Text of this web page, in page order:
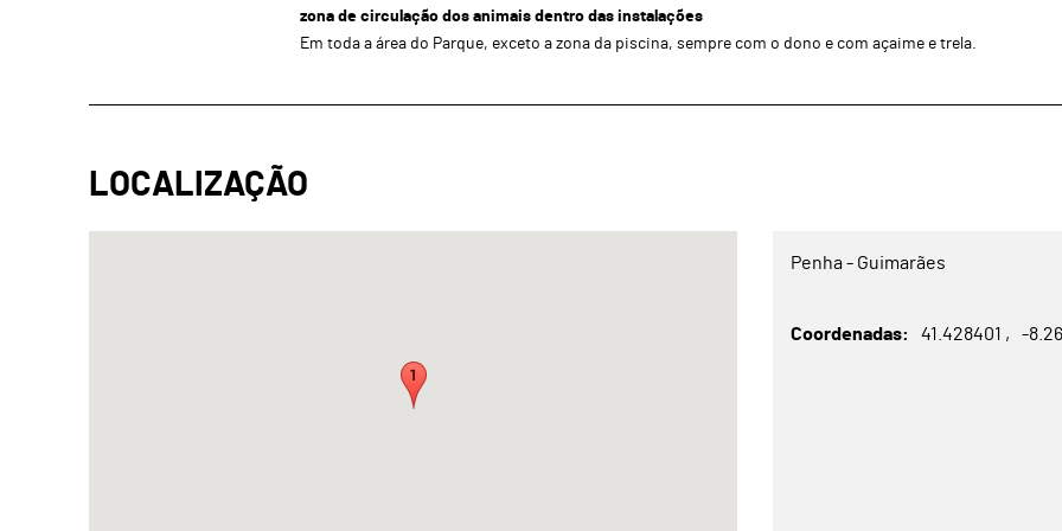
zona de circulação dos animais dentro das instalações
Em toda a área do Parque, exceto a zona da piscina, sempre com o dono e com açaime e trela.
Penha - Guimarães
Coordenadas 41.428401 -